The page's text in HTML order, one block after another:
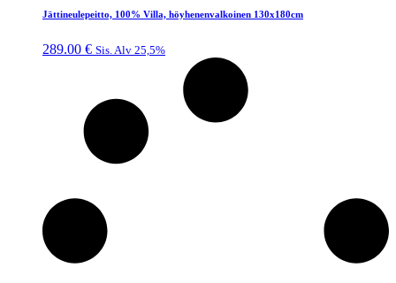
Jättineulepeitto, 100% Villa, höyhenenvalkoinen 130x180cm
289.00 € Sis. Alv 25,5%